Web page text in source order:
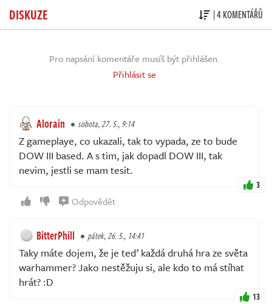
DISKUZE | 4 KOMENTÁŘŮ
Pro napsání komentáře musíš být přihlášen.
Přihlásit se
Alorain sobota, 27. 5., 9:14
Z gameplaye, co ukazali, tak to vypada, ze to bude
DOW III based. A s tim, jak dopadl DOW III, tak
nevim, jestli se mam tesit.
3
Odpovědět
BitterPhill pátek, 26. 5., 14:41
Taky máte dojem, že je teď každá druhá hra ze světa
warhammer? Jako nestěžuju si, ale kdo to má stíhat
hrát? :D
13